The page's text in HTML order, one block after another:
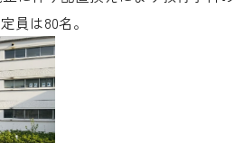
員は80名。